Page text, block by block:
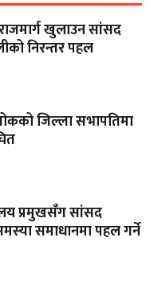
खुलाउन सांसद
निरन्तर पहल
जिल्ला सभापतिमा
प्रमुखसँग सांसद
समाधानमा पहल गर्ने